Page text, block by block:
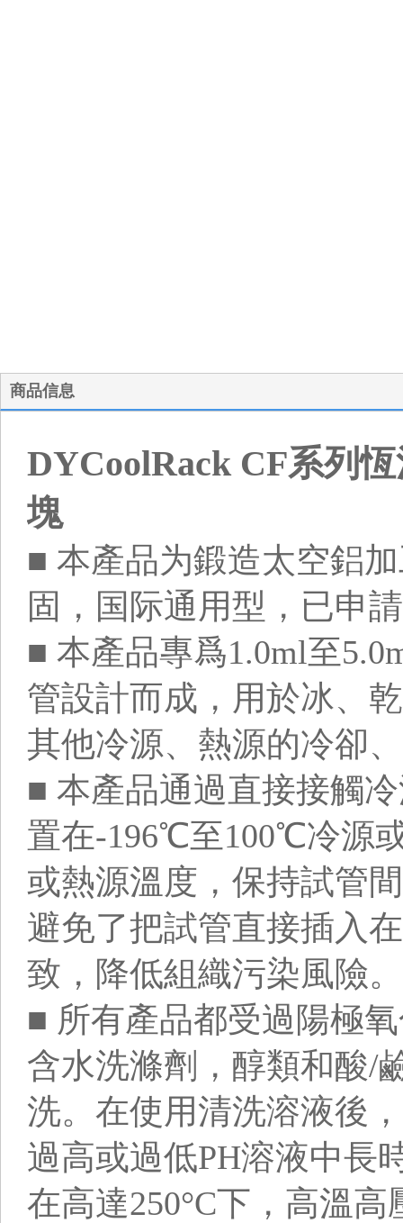
商品信息
DYCoolRack CF系列
塊
■ 本產品为鍛造太空鋁
固，国际通用型，已申
■ 本產品專爲1.0ml至
管設計而成，用於冰、
其他冷源、熱源的冷卻
■ 本產品通過直接接觸
置在-196℃至100℃冷源
或熱源溫度，保持試管
避免了把試管直接插入
致，降低組織污染風險。
■ 所有產品都受過陽極
含水洗滌劑，醇類和酸/
洗。在使用清洗溶液後
過高或過低PH溶液中長
在高達250°C下，高溫高